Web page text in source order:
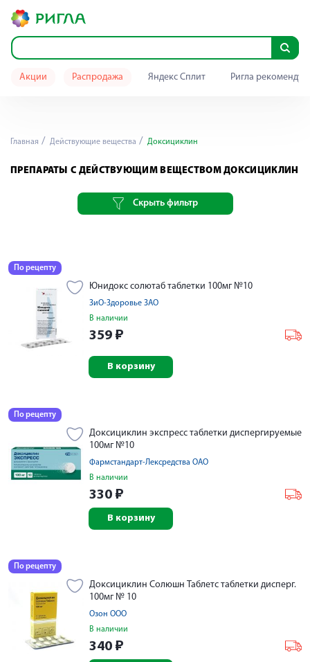
Акции Распродажа Яндекс Сплит Ригла
Главная Действующие вещества Доксициклин
ПРЕПАРАТЫ С ДЕЙСТВУЮЩИМ ВЕЩЕСТВОМ ДОКСИЦИКЛИН
Скрыть фильтр
По рецепту
Юнидокс солютаб таблетки 100мг №10
ЗиО-Здоровье ЗАО
В наличии
359 ₽
В корзину
По рецепту
Доксициклин экспресс таблетки диспергируемые
100мг №10
Фармстандарт-Лексредства ОАО
В наличии
330 ₽
В корзину
По рецепту
Доксициклин Солюшн Таблетс таблетки дисперг.
100мг № 10
Озон ООО
В наличии
340 ₽